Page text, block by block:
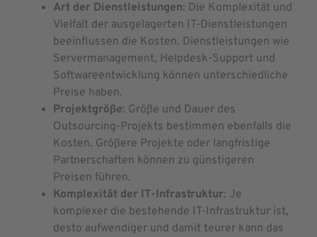
Art der Dienstleistungen: Die Komplexität und
Vielfalt der ausgelagerten IT-Dienstleistungen
beeinflussen die Kosten. Dienstleistungen wie
Servermanagement, Helpdesk-Support und
Softwareentwicklung können unterschiedliche
Preise haben.
Projektgröße: Größe und Dauer des
Outsourcing-Projekts bestimmen ebenfalls die
Kosten. Größere Projekte oder langfristige
Partnerschaften können zu günstigeren
Preisen führen.
Komplexität der IT-Infrastruktur: Je
komplexer die bestehende IT-Infrastruktur ist,
desto aufwendiger und damit teurer kann das